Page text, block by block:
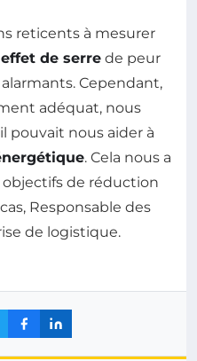
reticents à mesurer
de serre de peur
Cependant,
adéquat, nous
pouvait nous aider à
. Cela nous a
de réduction
Responsable des
de logistique.